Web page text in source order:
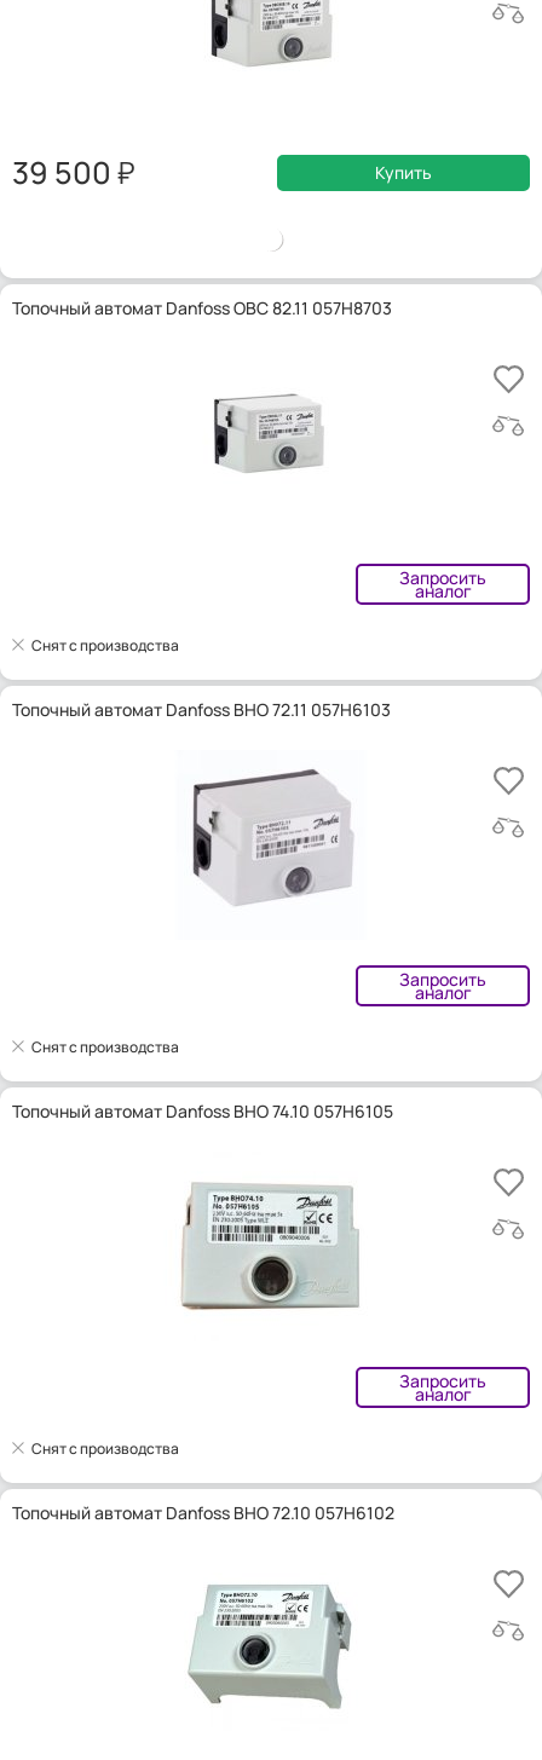
39 500 Купить
Топочный автомат Danfoss OBC 82.11 057H8703
Запросить
аналог
Снят с производства
Топочный автомат Danfoss BHO 72.11 057H6103
Запросить
аналог
Снят с производства
Топочный автомат Danfoss BHO 74.10 057H6105
Запросить
аналог
Снят с производства
Топочный автомат Danfoss BHO 72.10 057H6102